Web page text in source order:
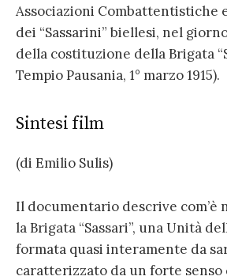
Associazioni Combattentistiche
dei “Sassarini” biellesi, nel
della costituzione della Brigata
Tempio Pausania, 1° marzo 1915).
Sintesi film
(di Emilio Sulis)
Il documentario descrive com’è
la Brigata “Sassari”, una Unità
formata quasi interamente da
caratterizzato da un forte senso